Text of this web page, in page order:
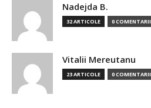
Nadejda B.
32 ARTICOLE 0 COMENTARII
Vitalii Mereutanu
23 ARTICOLE 0 COMENTARII